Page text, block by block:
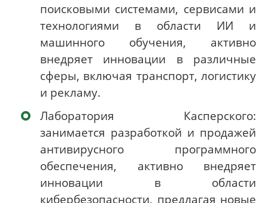
поисковыми системами, сервисами и
технологиями в области ИИ и
машинного обучения, активно
внедряет инновации в различные
сферы, включая транспорт, логистику
и рекламу.
Лаборатория Касперского:
занимается разработкой и продажей
антивирусного программного
обеспечения, активно внедряет
инновации в области
кибербезопасности, предлагая новые